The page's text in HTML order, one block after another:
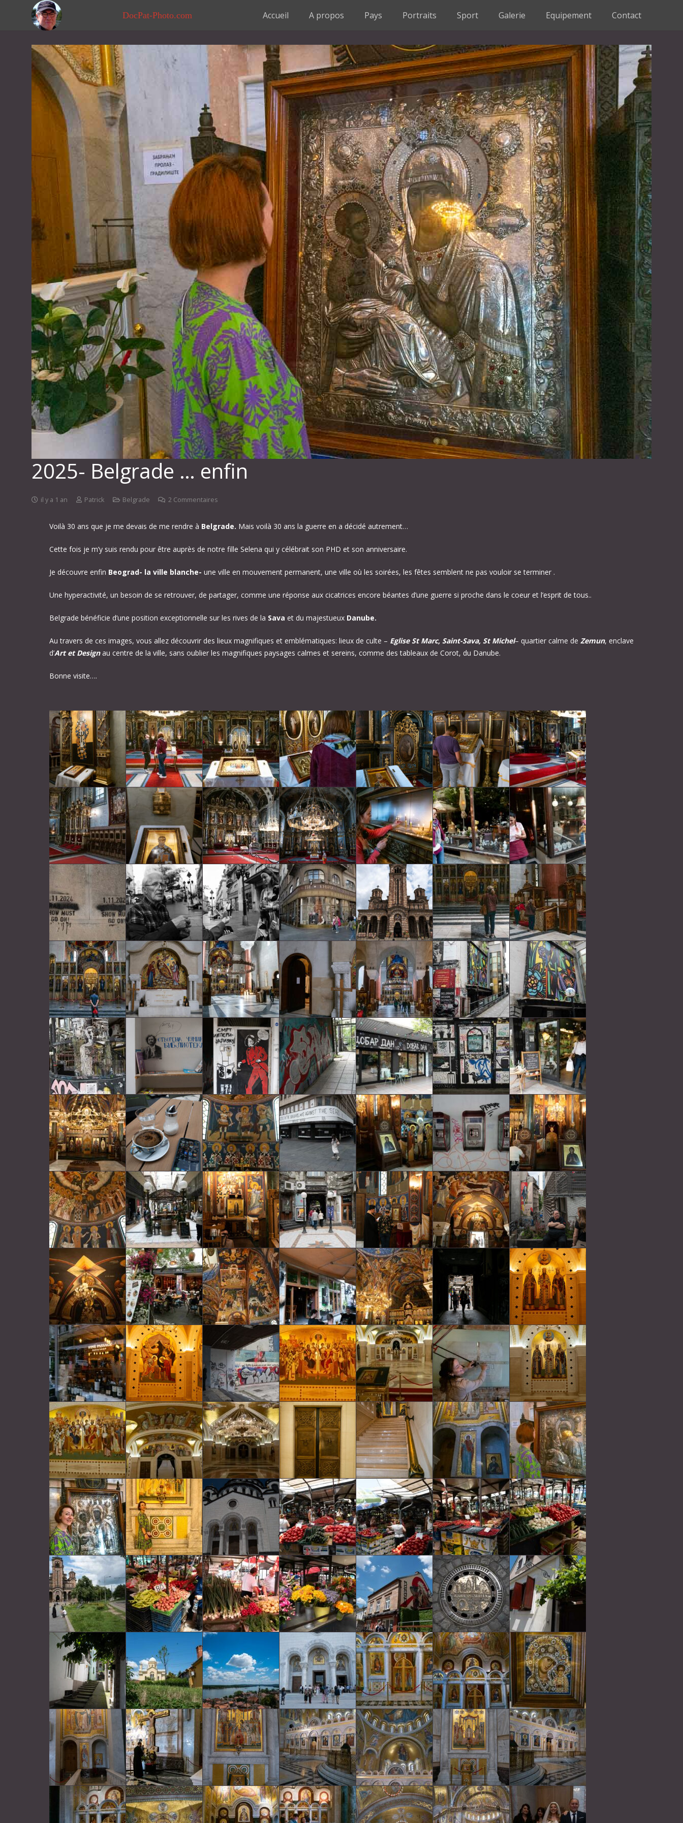
DocPat-Photo.com Accueil A propos Pays Portraits Sport Galerie Equipement Contact
2025- Belgrade … enfin
il y a 1 an Patrick Belgrade 2 Commentaires
Voilà 30 ans que je me devais de me rendre à Belgrade. Mais voilà 30 ans la guerre en a décidé autrement…
Cette fois je m’y suis rendu pour être auprès de notre fille Selena qui y célébrait son PHD et son anniversaire.
Je découvre enfin Beograd- la ville blanche- une ville en mouvement permanent, une ville où les soirées, les fêtes semblent ne pas vouloir se terminer .
Une hyperactivité, un besoin de se retrouver, de partager, comme une réponse aux cicatrices encore béantes d’une guerre si proche dans le coeur et l’esprit de tous..
Belgrade bénéficie d’une position exceptionnelle sur les rives de la Sava et du majestueux Danube.
Au travers de ces images, vous allez découvrir des lieux magnifiques et emblématiques: lieux de culte – Eglise St Marc, Saint-Sava, St Michel– quartier calme de Zemun, enclave
d’Art et Designau centre de la ville, sans oublier les magnifiques paysages calmes et sereins, comme des tableaux de Corot, du Danube.
Bonne visite….